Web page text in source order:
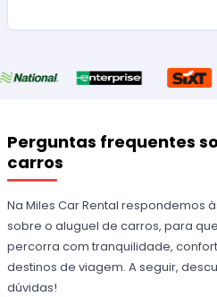
Perguntas frequentes
carros
Na Miles Car Rental respondemos
sobre o aluguel de carros, para
percorra com tranquilidade,
destinos de viagem. A seguir,
dúvidas!